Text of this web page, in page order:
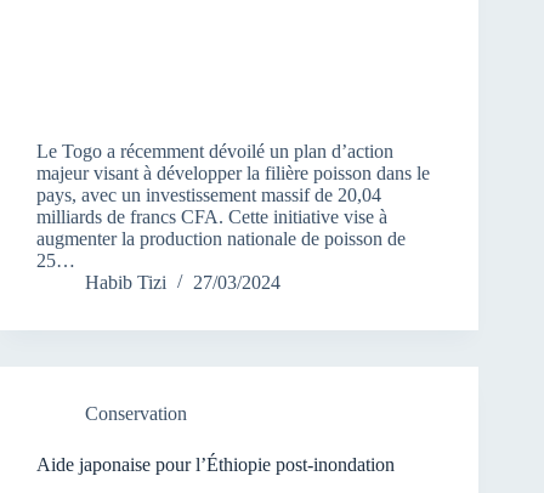
Le Togo a récemment dévoilé un plan d’action
majeur visant à développer la filière poisson dans le
pays, avec un investissement massif de 20,04
milliards de francs CFA. Cette initiative vise à
augmenter la production nationale de poisson de
25…
Habib Tizi
27/03/2024
Conservation
Aide japonaise pour l’Éthiopie post-inondation